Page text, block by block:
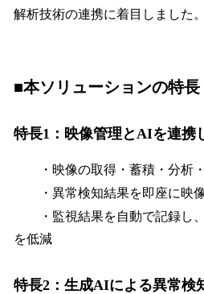
解析技術の連携に着目しました。
■本ソリューションの特長
特長1：映像管理とAIを連携
・映像の取得・蓄積・分析・
・異常検知結果を即座に映像
・監視結果を自動で記録し、
を低減
特長2：生成AIによる異常検